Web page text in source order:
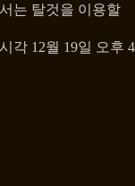
는 탈것을 이용할
각 12월 19일 오후 4